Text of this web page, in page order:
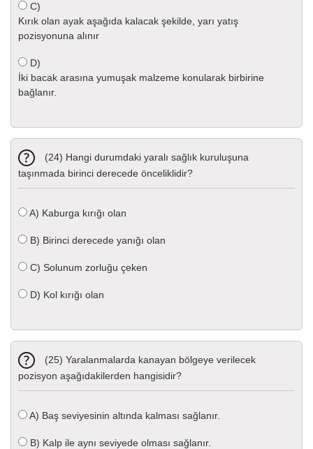
C)
Kırık olan ayak aşağıda kalacak şekilde, yarı yatış
pozisyonuna alınır
D)
İki bacak arasına yumuşak malzeme konularak birbirine
bağlanır.
(24) Hangi durumdaki yaralı sağlık kuruluşuna
taşınmada birinci derecede önceliklidir?
A) Kaburga kırığı olan
B) Birinci derecede yanığı olan
C) Solunum zorluğu çeken
D) Kol kırığı olan
(25) Yaralanmalarda kanayan bölgeye verilecek
pozisyon aşağıdakilerden hangisidir?
A) Baş seviyesinin altında kalması sağlanır.
B) Kalp ile aynı seviyede olması sağlanır.